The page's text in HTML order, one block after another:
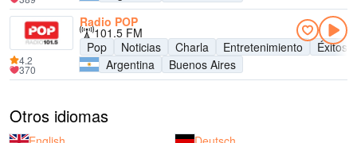
Radio POP
101.5 FM
Pop
Noticias Charla Entretenimiento
Éxitos
Argentina
Buenos Aires
4.2
370
Otros idiomas